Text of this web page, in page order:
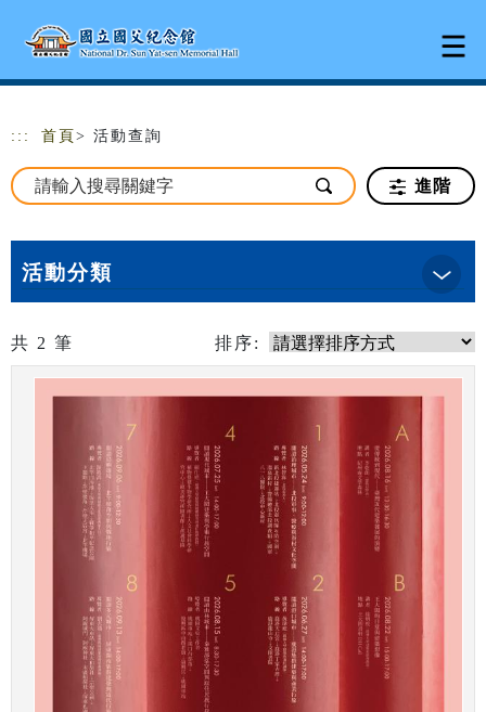
::: 首頁 > 活動查詢
進階
活動分類
共 2 筆 排序: